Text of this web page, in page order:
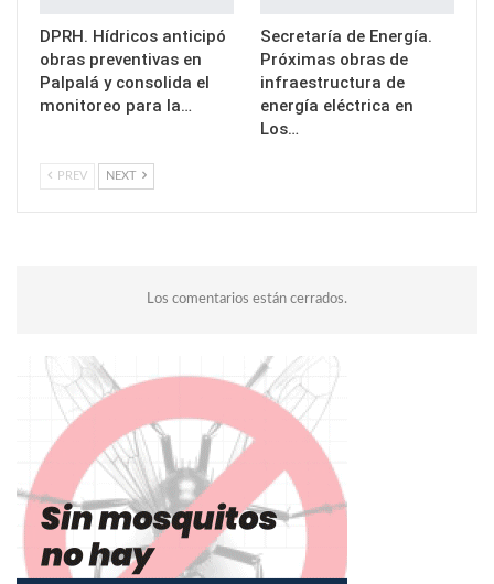
DPRH. Hídricos anticipó
obras preventivas en
Palpalá y consolida el
monitoreo para la…
Secretaría de Energía.
Próximas obras de
infraestructura de
energía eléctrica en
Los…
PREV NEXT
Los comentarios están cerrados.